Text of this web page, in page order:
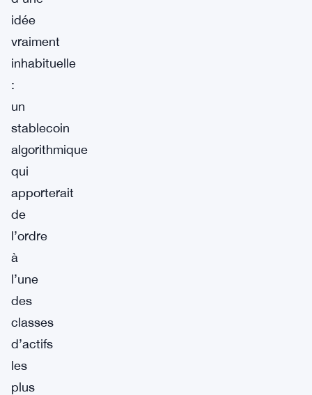
idée
vraiment
inhabituelle
:
un
stablecoin
algorithmique
qui
apporterait
de
l’ordre
à
l’une
des
classes
d’actifs
les
plus